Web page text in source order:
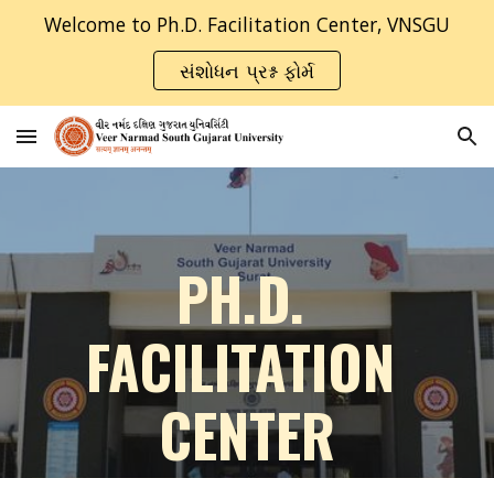
Skip to navigation
Welcome to Ph.D. Facilitation Center, VNSGU
સંશોધન પ્રશ્ન ફોર્મ
PH.D.
FACILITATION
CENTER